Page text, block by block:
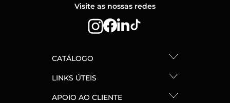
Visite as nossas redes
CATÁLOGO
LINKS ÚTEIS
APOIO AO CLIENTE